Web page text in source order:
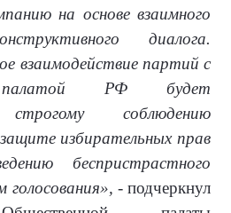
на основе взаимного
диалога.
взаимодействие партий с
палатой РФ будет
строгому соблюдению
избирательных прав
беспристрастного
голосования», - подчеркнул